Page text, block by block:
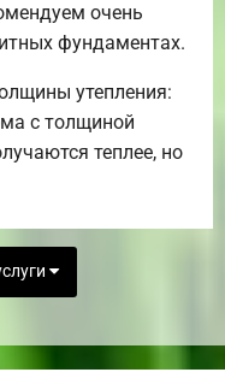
очень
фундаментах.
утепления:
с толщиной
теплее, но